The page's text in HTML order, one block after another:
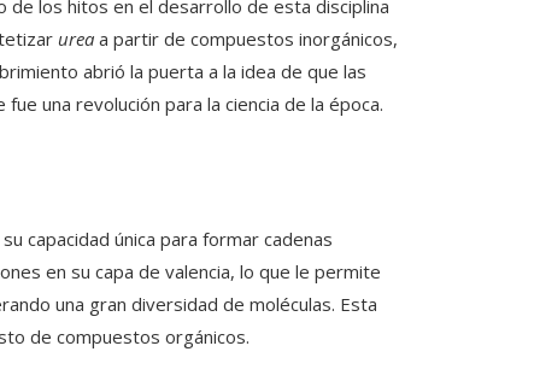
los hitos en el desarrollo de esta disciplina
urea a partir de compuestos inorgánicos,
abrió la puerta a la idea de que las
una revolución para la ciencia de la época.
capacidad única para formar cadenas
en su capa de valencia, lo que le permite
una gran diversidad de moléculas. Esta
de compuestos orgánicos.